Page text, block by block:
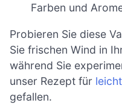
Farben und
Probieren Sie diese
Sie frischen Wind in
während Sie
unser Rezept für
gefallen.